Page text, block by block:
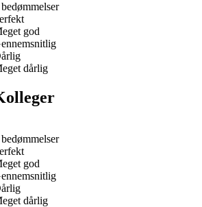
god
dårlig
god
dårlig